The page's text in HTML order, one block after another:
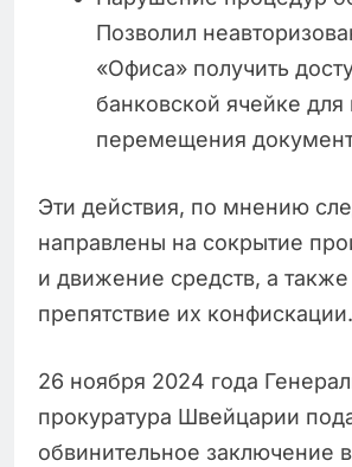
Позволил
«Офиса» получить
банковской ячейке для
перемещения
Эти действия, по мнению
направлены на сокрытие
и движение средств, а также
препятствие их конфискации.
26 ноября 2024 года
прокуратура Швейцарии
обвинительное заключение в